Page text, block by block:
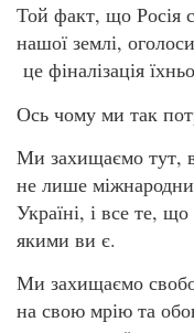
Той факт, що Росія
нашої землі,
це фіналізація
Ось чому ми так
Ми захищаємо тут,
не лише
Україні, і все те,
якими ви є.
Ми захищаємо
на свою мрію та